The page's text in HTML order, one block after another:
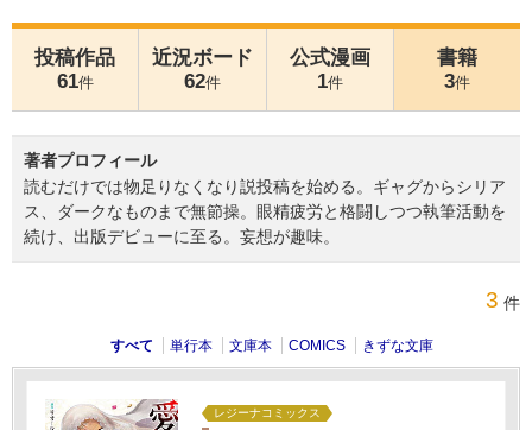
投稿作品
61件
近況ボード
62件
公式漫画
1件
書籍
3件
著者プロフィール
読むだけでは物足りなくなり説投稿を始める。ギャグからシリア
ス、ダークなものまで無節操。眼精疲労と格闘しつつ執筆活動を
続け、出版デビューに至る。妄想が趣味。
3 件
すべて 単行本 文庫本 COMICS きずな文庫
レジーナコミックス